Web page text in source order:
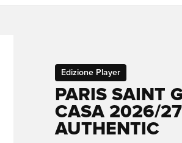
Edizione Player
PARIS SAINT
CASA 2026/
AUTHENTIC